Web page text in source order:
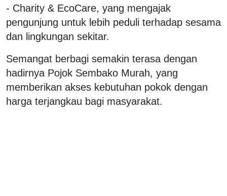
- Charity & EcoCare, yang mengajak
pengunjung untuk lebih peduli terhadap sesama
dan lingkungan sekitar.
Semangat berbagi semakin terasa dengan
hadirnya Pojok Sembako Murah, yang
memberikan akses kebutuhan pokok dengan
harga terjangkau bagi masyarakat.